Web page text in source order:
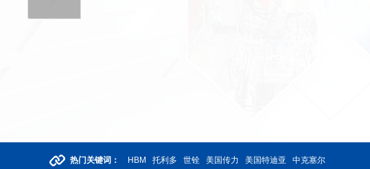
热门关键词： HBM 托利多 世铨 美国传力 美国特迪亚 中克塞尔